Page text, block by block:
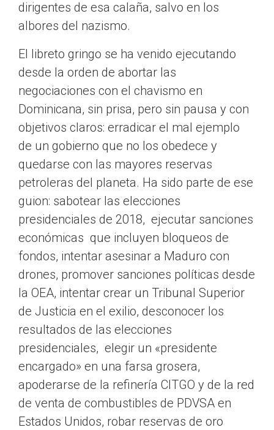
dirigentes de esa calaña, salvo en los
albores del nazismo.
El libreto gringo se ha venido ejecutando
desde la orden de abortar las
negociaciones con el chavismo en
Dominicana, sin prisa, pero sin pausa y con
objetivos claros: erradicar el mal ejemplo
de un gobierno que no los obedece y
quedarse con las mayores reservas
petroleras del planeta. Ha sido parte de ese
guion: sabotear las elecciones
presidenciales de 2018, ejecutar sanciones
económicas que incluyen bloqueos de
fondos, intentar asesinar a Maduro con
drones, promover sanciones políticas desde
la OEA, intentar crear un Tribunal Superior
de Justicia en el exilio, desconocer los
resultados de las elecciones
presidenciales, elegir un «presidente
encargado» en una farsa grosera,
apoderarse de la refinería CITGO y de la red
de venta de combustibles de PDVSA en
Estados Unidos, robar reservas de oro